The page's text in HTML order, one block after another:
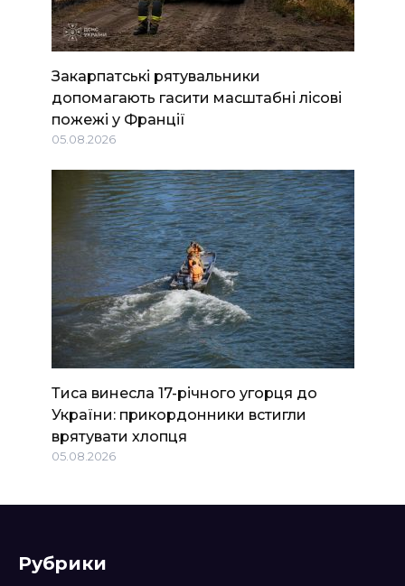
Закарпатські рятувальники
допомагають гасити масштабні лісові
пожежі у Франції
05.08.2026
Тиса винесла 17-річного угорця до
України: прикордонники встигли
врятувати хлопця
05.08.2026
Рубрики